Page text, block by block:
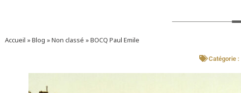
Accueil »Blog »Non classé »BOCQ Paul Emile
Catégorie :